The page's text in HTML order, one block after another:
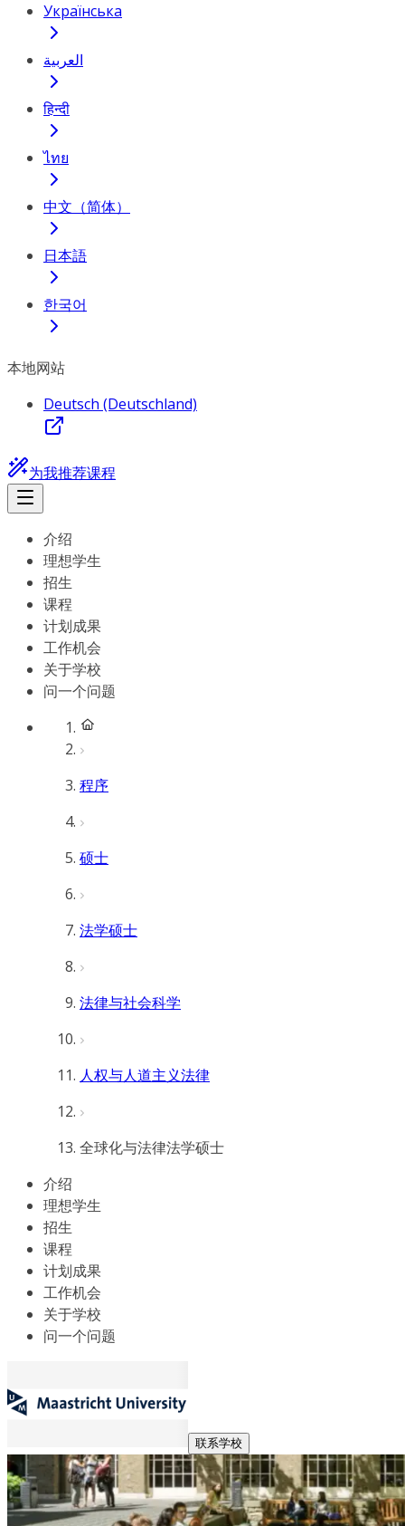
Українська
العربية
हिन्दी
ไทย
中文（简体）
日本語
한국어
本地网站
Deutsch (Deutschland)
为我推荐课程
介绍
理想学生
招生
课程
计划成果
工作机会
关于学校
问一个问题
程序
硕士
法学硕士
法律与社会科学
人权与人道主义法律
全球化与法律法学硕士
介绍
理想学生
招生
课程
计划成果
工作机会
关于学校
问一个问题
联系学校